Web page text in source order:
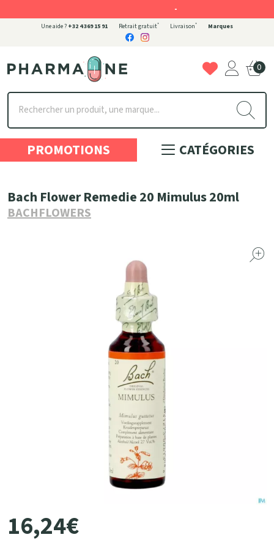
Une aide ? +32 4 369 15 91 Retrait gratuit* Livraison* Marques
Pharmaone Votre pharmacie en ligne à votre service
0
PROMOTIONS CATÉGORIES
Bach Flower Remedie 20 Mimulus 20ml
BACHFLOWERS
16,24€